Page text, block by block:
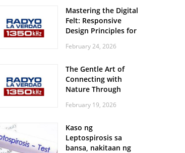
Mastering the Digital
Felt: Responsive
Design Principles for
February 24, 2026
The Gentle Art of
Connecting with
Nature Through
Walks
February 19, 2026
Kaso ng
Leptospirosis sa
bansa, nakitaan ng